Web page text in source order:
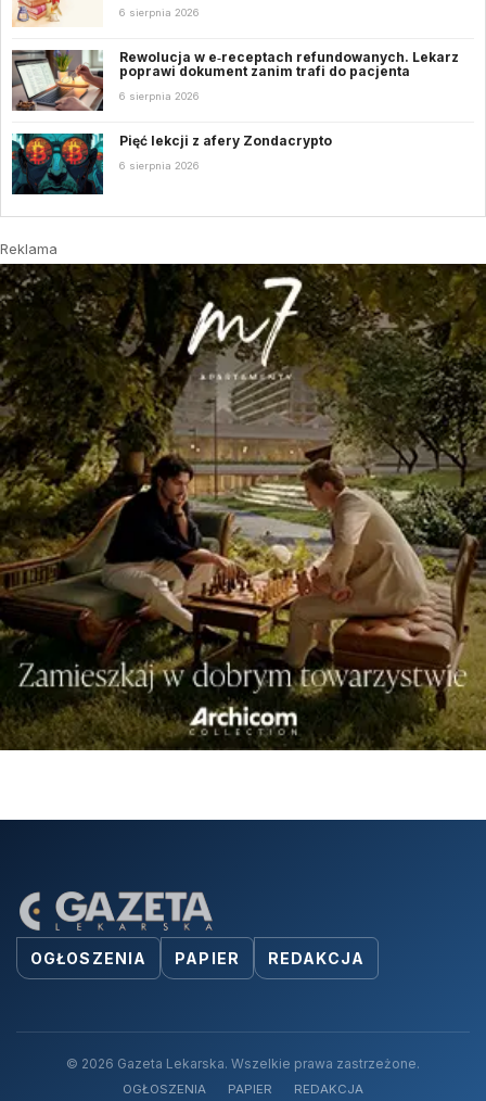
6 sierpnia 2026
Rewolucja w e‑receptach refundowanych. Lekarz
poprawi dokument zanim trafi do pacjenta
6 sierpnia 2026
Pięć lekcji z afery Zondacrypto
6 sierpnia 2026
Reklama
OGŁOSZENIA PAPIER REDAKCJA
© 2026 Gazeta Lekarska. Wszelkie prawa zastrzeżone.
OGŁOSZENIA PAPIER REDAKCJA